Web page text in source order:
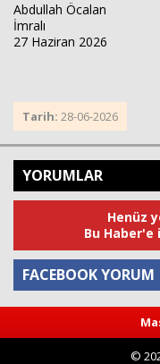
Abdullah Öcalan
İmralı
27 Haziran 2026
Tarih: 28-06-2026
YORUMLAR
Henüz
Bu Haber'e
FACEBOOK YORUM
©